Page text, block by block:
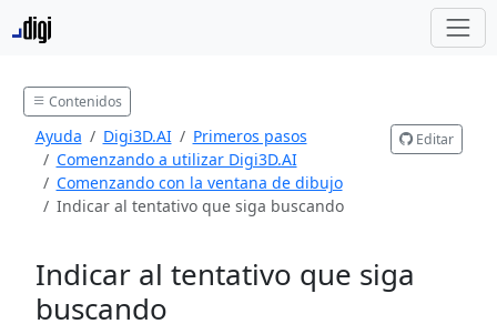
Contenidos
Ayuda Digi3D.AI
Primeros pasos
Comenzando a utilizar Digi3D.AI
Comenzando con la ventana de dibujo
Indicar al tentativo que siga buscando
Editar
Indicar al tentativo que siga
buscando